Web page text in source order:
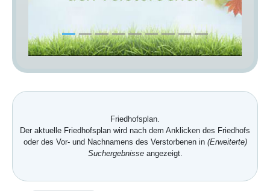
Friedhofsplan.
Der aktuelle Friedhofsplan wird nach dem Anklicken des Friedhofs
oder des Vor- und Nachnamens des Verstorbenen in (Erweiterte)
Suchergebnisseangezeigt.